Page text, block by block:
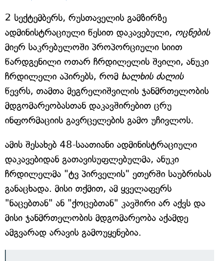
2 სექტემბერს, რუსთაველის გამზირზე
ადმინისტრაციული წესით დაკავებული, ოცნების
მიერ საკრებულოში პროპორციული სიით
წარდგენილი ოთარ ჩრდილელის შვილი, ანუკი
ჩრდილელი აპირებს, რომ ხალხის ძალის
წევრს, თამთა მეგრელიშვილის ჯანმრთელობის
მდგომარეობასთან დაკავშირებით ცრუ
ინფორმაციის გავრცელების გამო უჩივლოს.
ამის შესახებ 48-საათიანი ადმინისტრაციული
დაკავებიდან გათავისუფლებულმა, ანუკი
ჩრდილელმა "ტვ პირველის" ეთერში საუბრისას
განაცხადა. მისი თქმით, ამ ყველაფერს
"ნაცებთან" ან "ქოცებთან" კავშირი არ აქვს და
მისი ჯანმრთელობის მდგომარეობა აქამდე
ამგვარად არავის გამოუყენებია.